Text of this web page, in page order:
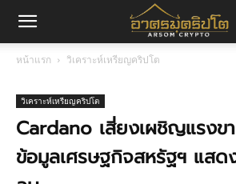
มค
หน้าแรก วิเคราะห์เหรียญคริปโต
วิเคราะห์เหรียญคริปโต
Cardano เสี่ยงเผชิญแรงข
ข้อมูลเศรษฐกิจสหรัฐฯ แส